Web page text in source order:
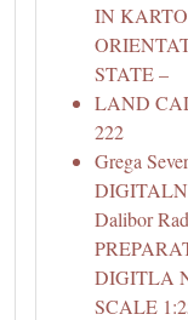
IN
STATE –
LAND
222
Grega
Dalibor
DIGITLA
SCALE